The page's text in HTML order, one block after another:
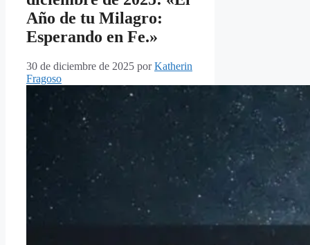
Año de tu Milagro:
Esperando en Fe.»
30 de diciembre de 2025 porKatherin
Fragoso